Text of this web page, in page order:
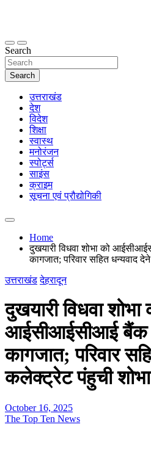
thetoptennews.com
Search
Search
उत्तराखंड
देश
विदेश
शिक्षा
स्वास्थ
मनोरंजन
स्पोर्ट्स
साइंस
क्राइम
सूचना एवं प्रौद्योगिकी
Home
दुखयारी विधवा शोभा को
कागजात; परिवार सहित धन्यवाद
उत्तराखंड देहरादून
दुखयारी विधवा शोभा
आईसीआईसीआई बैंक
कागजात; परिवार
कलेक्ट्रेट पंहुची शोभा
October 16, 2025
The Top Ten News